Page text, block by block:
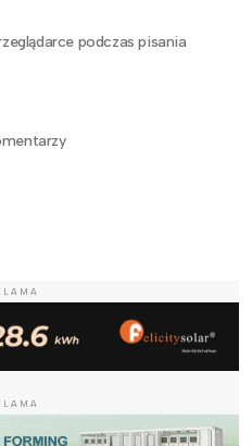
podczas pisania